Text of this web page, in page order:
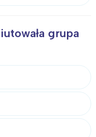
grupa